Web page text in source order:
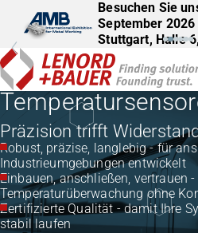
Besuchen Sie
September
Stuttgart, Halle
Präzision trifft
Robust, präzise, langlebig - für
Industrieumgebungen entwickelt
Einbauen, anschließen, vertrauen
Temperaturüberwachung ohne
Zertifizierte Qualität - damit Ihre
stabil laufen